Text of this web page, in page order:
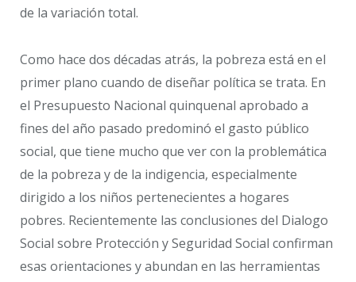
de la variación total.
Como hace dos décadas atrás, la pobreza está en el
primer plano cuando de diseñar política se trata. En
el Presupuesto Nacional quinquenal aprobado a
fines del año pasado predominó el gasto público
social, que tiene mucho que ver con la problemática
de la pobreza y de la indigencia, especialmente
dirigido a los niños pertenecientes a hogares
pobres. Recientemente las conclusiones del Dialogo
Social sobre Protección y Seguridad Social confirman
esas orientaciones y abundan en las herramientas